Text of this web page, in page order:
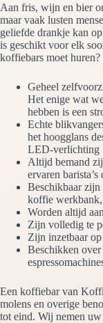
Aan fris, wijn en bier
maar vaak lusten
geliefde drankje kan
is geschikt voor elk
koffiebars moet huren?
Geheel
Het enige wat
hebben is een
Echte
het hoogglans
LED-verlichting
Altijd bemand
ervaren
Beschikbaar
koffie
Worden altijd
Zijn volledig te
Zijn inzetbaar
Beschikken over
Een koffiebar van
molens en overige
tot eind. Wij nemen